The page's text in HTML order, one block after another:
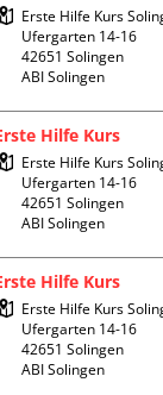
Erste Hilfe Kurs
Ufergarten 14-16
42651 Solingen
ABI Solingen
Hilfe Kurs
Erste Hilfe Kurs
Ufergarten 14-16
42651 Solingen
ABI Solingen
Hilfe Kurs
Erste Hilfe Kurs
Ufergarten 14-16
42651 Solingen
ABI Solingen